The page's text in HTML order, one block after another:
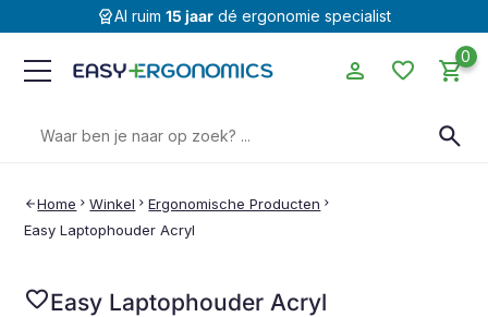
editor_choiceAl ruim 15 jaar dé ergonomie specialist
search
person favorite 0
shopping_cart
arrow_backHome chevron_rightWinkel chevron_rightErgonomische Producten chevron_right
Easy Laptophouder Acryl
favoriteEasy Laptophouder Acryl